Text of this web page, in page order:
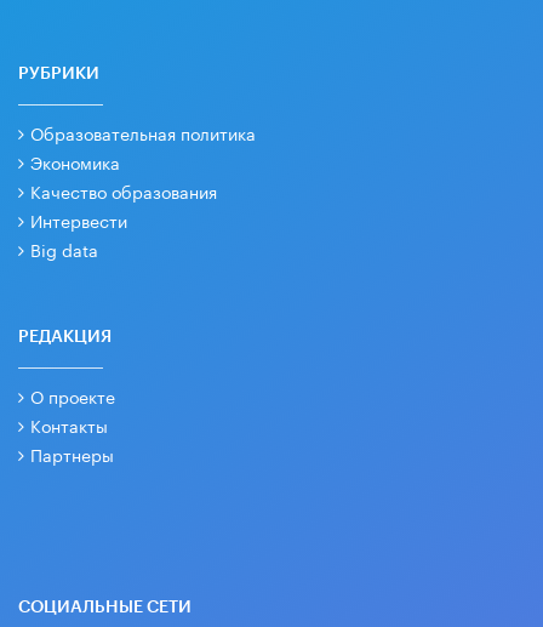
РУБРИКИ
Образовательная политика
Экономика
Качество образования
Интервести
Big data
РЕДАКЦИЯ
О проекте
Контакты
Партнеры
СОЦИАЛЬНЫЕ СЕТИ